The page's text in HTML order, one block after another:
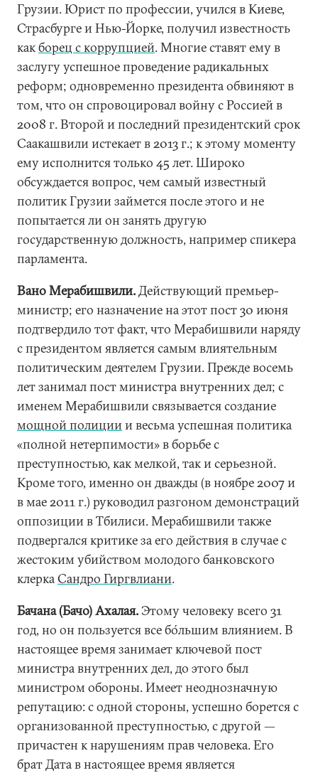
Грузии. Юрист по профессии, учился в Киеве,
Страсбурге и Нью-Йорке, получил известность
какборец с коррупцией. Многие ставят ему в
заслугу успешное проведение радикальных
реформ; одновременно президента обвиняют в
том, что он спровоцировал войну с Россией в
2008 г. Второй и последний президентский срок
Саакашвили истекает в 2013 г.; к этому моменту
ему исполнится только 45 лет. Широко
обсуждается вопрос, чем самый известный
политик Грузии займется после этого и не
попытается ли он занять другую
государственную должность, например спикера
парламента.
Вано Мерабишвили.Действующий премьер-
министр; его назначение на этот пост 30 июня
подтвердило тот факт, что Мерабишвили наряду
с президентом является самым влиятельным
политическим деятелем Грузии. Прежде восемь
лет занимал пост министра внутренних дел; с
именем Мерабишвили связывается создание
мощной полициии весьма успешная политика
«полной нетерпимости» в борьбе с
преступностью, как мелкой, так и серьезной.
Кроме того, именно он дважды (в ноябре 2007 и
в мае 2011 г.) руководил разгоном демонстраций
оппозиции в Тбилиси. Мерабишвили также
подвергался критике за его действия в случае с
жестоким убийством молодого банковского
клеркаСандро Гиргвлиани.
Бачана (Бачо) Ахалая.Этому человеку всего 31
год, но он пользуется все бо́льшим влиянием. В
настоящее время занимает ключевой пост
министра внутренних дел, до этого был
министром обороны. Имеет неоднозначную
репутацию: с одной стороны, успешно борется с
организованной преступностью, с другой —
причастен к нарушениям прав человека. Его
брат Дата в настоящее время является